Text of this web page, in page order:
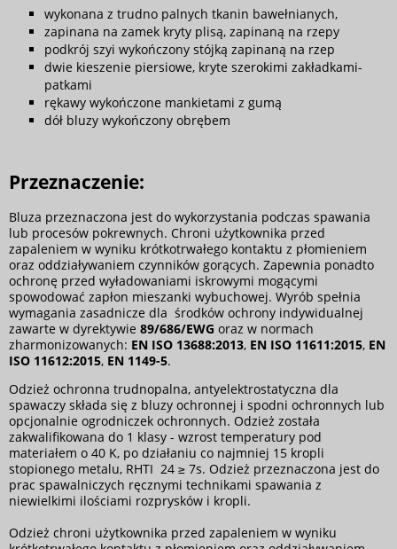
wykonana z trudno palnych tkanin bawełnianych,
zapinana na zamek kryty plisą, zapinaną na rzepy
podkrój szyi wykończony stójką zapinaną na rzep
dwie kieszenie piersiowe, kryte szerokimi zakładkami-
patkami
rękawy wykończone mankietami z gumą
dół bluzy wykończony obrębem
Przeznaczenie:
Bluza przeznaczona jest do wykorzystania podczas spawania
lub procesów pokrewnych. Chroni użytkownika przed
zapaleniem w wyniku krótkotrwałego kontaktu z płomieniem
oraz oddziaływaniem czynników gorących. Zapewnia ponadto
ochronę przed wyładowaniami iskrowymi mogącymi
spowodować zapłon mieszanki wybuchowej. Wyrób spełnia
wymagania zasadnicze dla środków ochrony indywidualnej
zawarte w dyrektywie 89/686/EWG oraz w normach
zharmonizowanych: EN ISO 13688:2013, EN ISO 11611:2015, EN
ISO 11612:2015, EN 1149-5.
Odzież ochronna trudnopalna, antyelektrostatyczna dla
spawaczy składa się z bluzy ochronnej i spodni ochronnych lub
opcjonalnie ogrodniczek ochronnych. Odzież została
zakwalifikowana do 1 klasy - wzrost temperatury pod
materiałem o 40 K, po działaniu co najmniej 15 kropli
stopionego metalu, RHTI 24 ≥ 7s. Odzież przeznaczona jest do
prac spawalniczych ręcznymi technikami spawania z
niewielkimi ilościami rozprysków i kropli.
Odzież chroni użytkownika przed zapaleniem w wyniku